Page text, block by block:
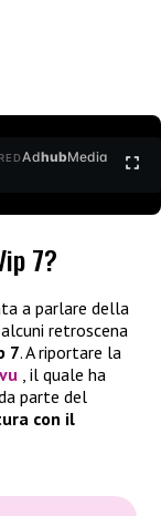
AdhubMedia
7?
a parlare della
retroscena
7. A riportare la
, il quale ha
parte del
con il